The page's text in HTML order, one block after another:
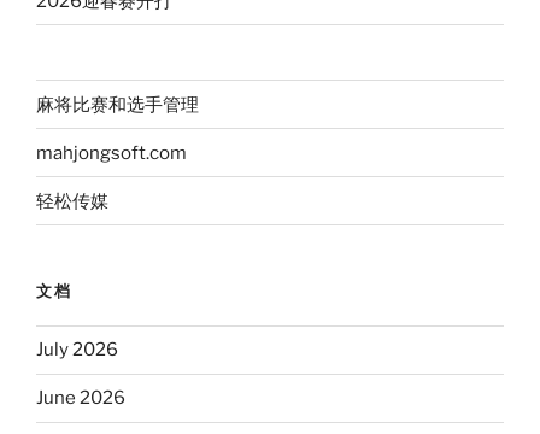
麻将比赛和选手管理
mahjongsoft.com
轻松传媒
文档
July 2026
June 2026